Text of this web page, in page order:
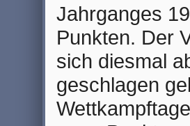
Jahrganges
Punkten. Der
sich diesmal
geschlagen